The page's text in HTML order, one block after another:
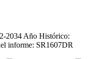
2034Año Histórico:
informe: SR1607DR